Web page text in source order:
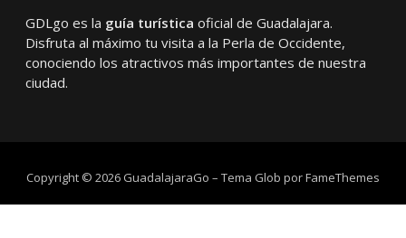
GDLgo es la guía turística oficial de Guadalajara.
Disfruta al máximo tu visita a la Perla de Occidente,
conociendo los atractivos más importantes de nuestra
ciudad.
Copyright © 2026 GuadalajaraGo – Tema Glob porFameThemes